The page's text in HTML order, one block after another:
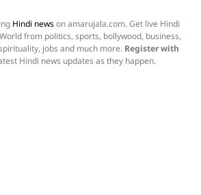
Hindi newson amarujala.com. Get live Hindi
from politics, sports, bollywood, business,
jobs and much more. Register with
Hindi news updates as they happen.